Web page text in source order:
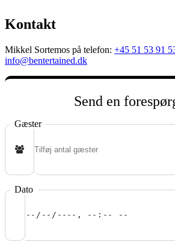
Kontakt
Mikkel Sortemos på telefon: +45 51 53 91
info@bentertained.dk
Send en
Gæster
Dato